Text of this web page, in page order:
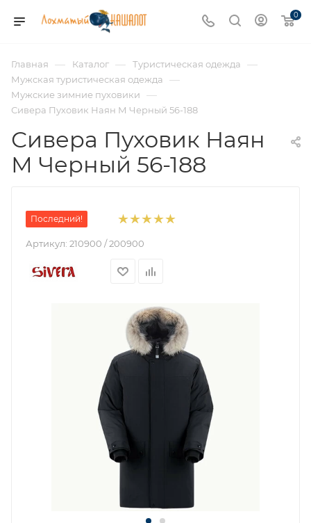
0
Главная — Каталог — Туристическая одежда —
Мужская туристическая одежда —
Мужские зимние пуховики —
Сивера Пуховик Наян М Черный 56-188
Сивера Пуховик Наян
М Черный 56-188
Последний!
Артикул: 210900 / 200900